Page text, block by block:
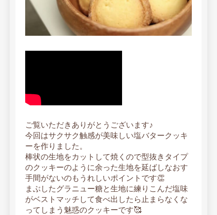
ご覧いただきありがとうございます♪
今回はサクサク触感が美味しい塩バタークッキ
ーを作りました。
棒状の生地をカットして焼くので型抜きタイプ
のクッキーのように余った生地を延ばしなおす
手間がないのもうれしいポイントです👏
まぶしたグラニュー糖と生地に練りこんだ塩味
がベストマッチして食べ出したら止まらなくな
ってしまう魅惑のクッキーです🥰